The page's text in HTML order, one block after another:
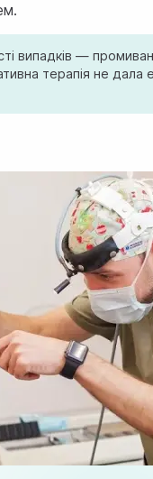
випадків —
терапія не